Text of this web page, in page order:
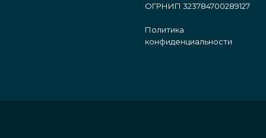
ОГРНИП 323784700289127
Политика
конфиденциальности